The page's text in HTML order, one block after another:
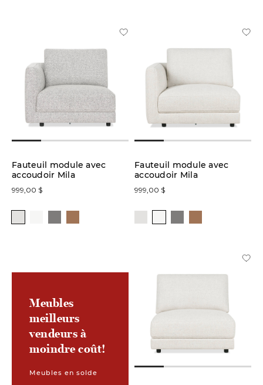
Collection
Fauteuil module avec
accoudoir Mila
999,00 $
Fauteuil module avec
accoudoir Mila
999,00 $
Meubles
meilleurs
vendeurs à
moindre coût!
Meubles en solde